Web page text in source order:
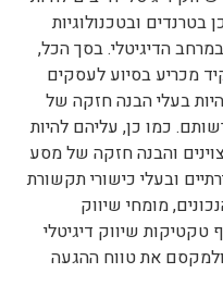
בטרנדים ובטכנולוגיות
הדיגיטלי. בסך הכל,
מכריע בסיוע לעסקים
בעלי הבנה חזקה של
כמו כן, עליהם להיות
והבנה חזקה של מסע
ובעלי כישורי תקשורת
מומחי שיווק
טקטיקות שיווק דיגיטלי
את טווח ההגעה